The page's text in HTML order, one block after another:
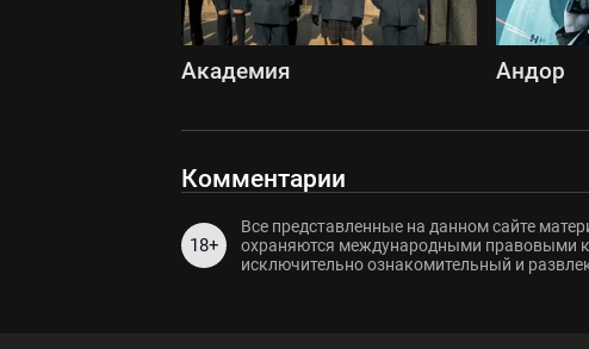
Академия Андор
Комментарии
18+
Все представленные на данном сайте
охраняются международными правовыми
исключительно ознакомительный и